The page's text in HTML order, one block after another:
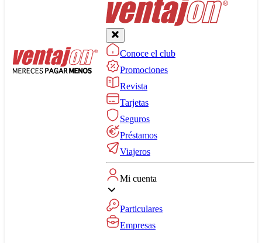
Conoce el club
Promociones
Revista
Tarjetas
Seguros
Préstamos
Viajeros
Mi cuenta
Particulares
Empresas